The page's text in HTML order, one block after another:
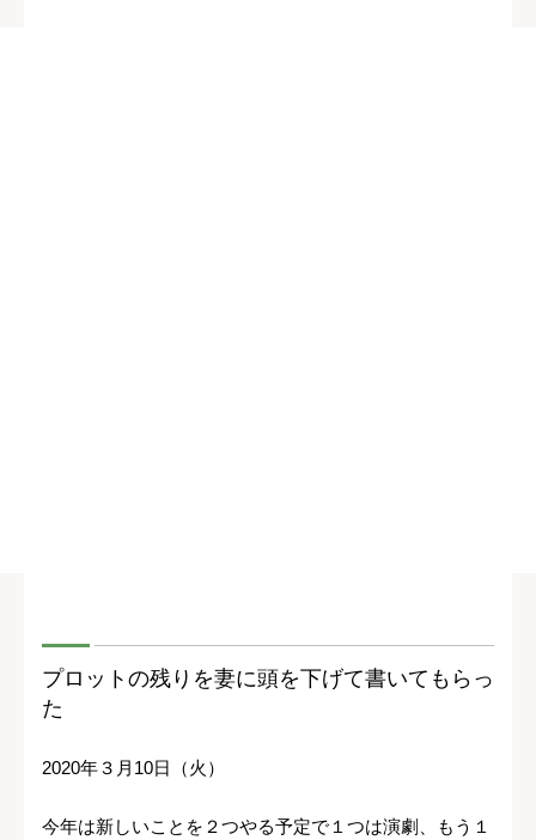
プロットの残りを妻に頭を下げて書いてもらっ
た
2020年３月10日（火）
今年は新しいことを２つやる予定で１つは演劇、もう１